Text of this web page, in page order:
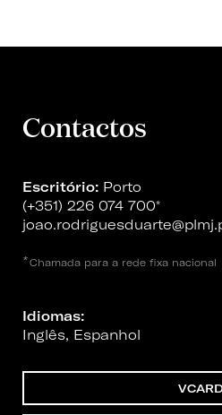
Contactos
Escritório: Porto
(+351) 226 074 700*
* Chamada para a rede fixa nacional
Idiomas:
Inglês, Espanhol